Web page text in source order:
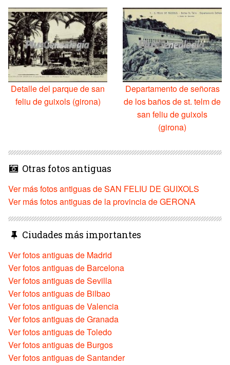
Detalle del parque de san
feliu de guixols (girona)
Departamento de señoras
de los baños de st. telm de
san feliu de guixols
(girona)
Otras fotos antiguas
Ver más fotos antiguas de SAN FELIU DE GUIXOLS
Ver más fotos antiguas de la provincia de GERONA
Ciudades más importantes
Ver fotos antiguas de Madrid
Ver fotos antiguas de Barcelona
Ver fotos antiguas de Sevilla
Ver fotos antiguas de Bilbao
Ver fotos antiguas de Valencia
Ver fotos antiguas de Granada
Ver fotos antiguas de Toledo
Ver fotos antiguas de Burgos
Ver fotos antiguas de Santander